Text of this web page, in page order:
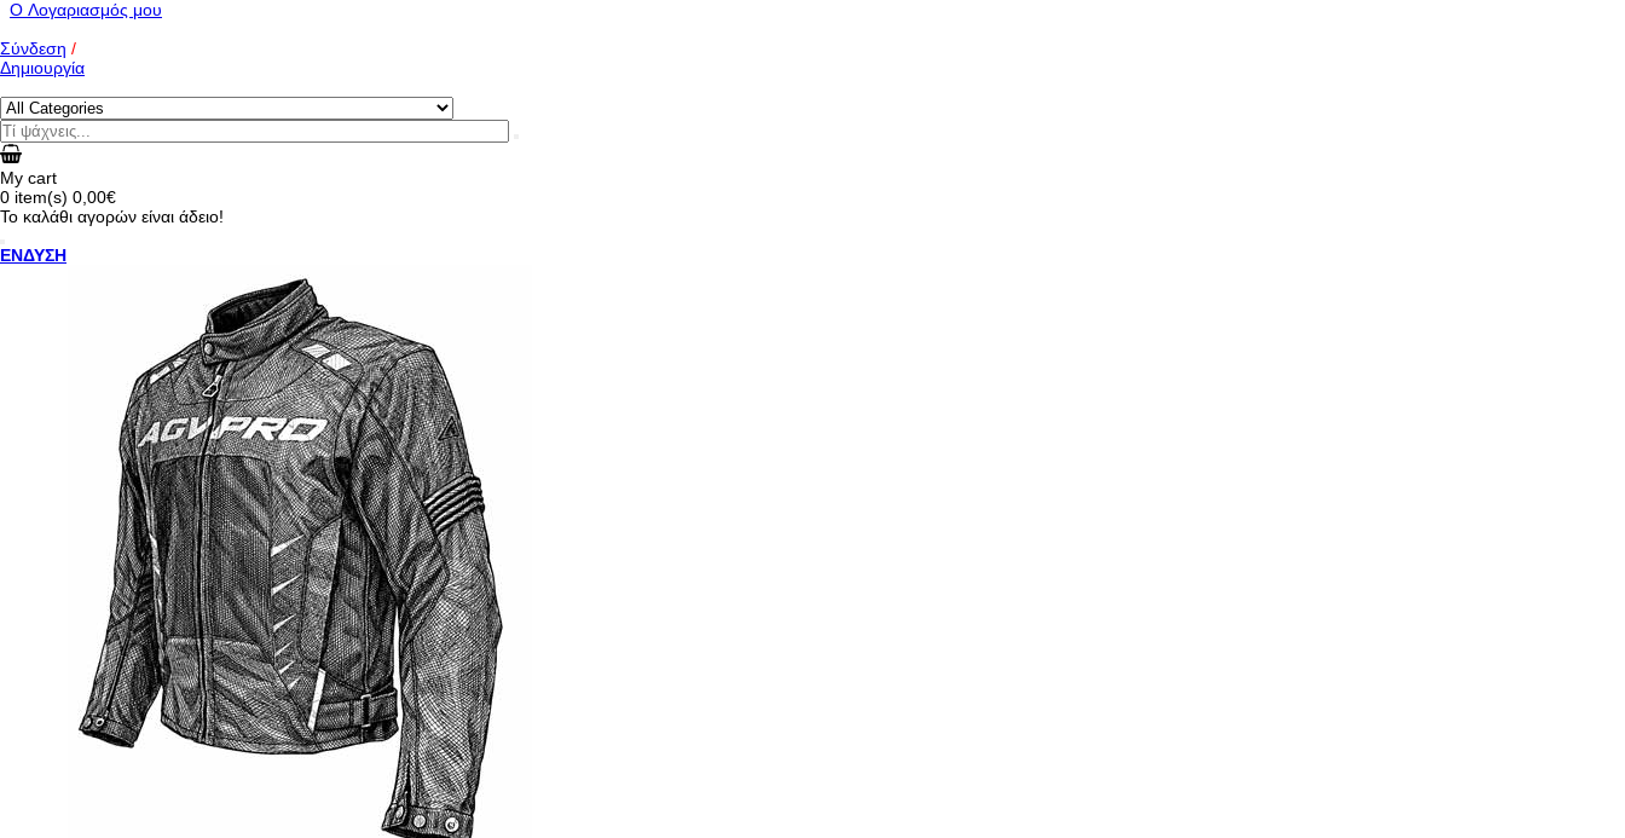
O Λογαριασμός μου
Σύνδεση /
Δημιουργία
My cart
0 item(s) 0,00€
Το καλάθι αγορών είναι άδειο!
ΕΝΔΥΣΗ